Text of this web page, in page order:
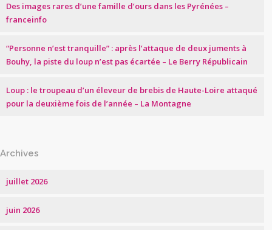
Des images rares d’une famille d’ours dans les Pyrénées –
franceinfo
“Personne n’est tranquille” : après l’attaque de deux juments à
Bouhy, la piste du loup n’est pas écartée – Le Berry Républicain
Loup : le troupeau d’un éleveur de brebis de Haute-Loire attaqué
pour la deuxième fois de l’année – La Montagne
Archives
juillet 2026
juin 2026